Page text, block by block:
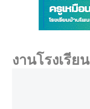
งานโรงเรียน